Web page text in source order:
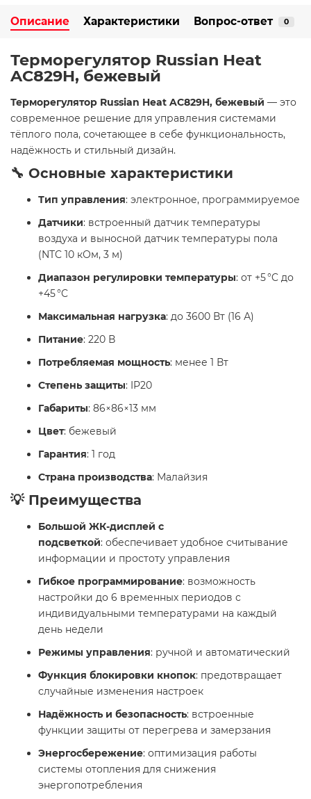
Описание Характеристики Вопрос-ответ 0
Терморегулятор Russian Heat
AC829H, бежевый
Терморегулятор Russian Heat AC829H, бежевый — это
современное решение для управления системами
тёплого пола, сочетающее в себе функциональность,
надёжность и стильный дизайн.
🔧 Основные характеристики
Тип управления: электронное, программируемое
Датчики: встроенный датчик температуры
воздуха и выносной датчик температуры пола
(NTC 10 кОм, 3 м)
Диапазон регулировки температуры: от +5 °C до
+45 °C
Максимальная нагрузка: до 3600 Вт (16 А)
Питание: 220 В
Потребляемая мощность: менее 1 Вт
Степень защиты: IP20
Габариты: 86×86×13 мм
Цвет: бежевый
Гарантия: 1 год
Страна производства: Малайзия
💡 Преимущества
Большой ЖК-дисплей с
подсветкой: обеспечивает удобное считывание
информации и простоту управления
Гибкое программирование: возможность
настройки до 6 временных периодов с
индивидуальными температурами на каждый
день недели
Режимы управления: ручной и автоматический
Функция блокировки кнопок: предотвращает
случайные изменения настроек
Надёжность и безопасность: встроенные
функции защиты от перегрева и замерзания
Энергосбережение: оптимизация работы
системы отопления для снижения
энергопотребления